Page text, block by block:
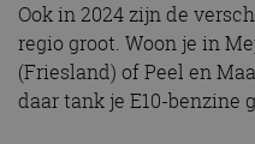
Ook in 2024 zijn de
regio groot. Woon je in
(Friesland) of Peel en
daar tank je E10-benzine